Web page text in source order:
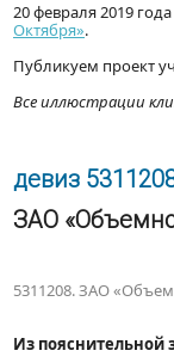
20 февраля 2019
Октября».
Публикуем проект
Все иллюстрации
девиз
ЗАО
5311208. ЗАО
Из пояснительной